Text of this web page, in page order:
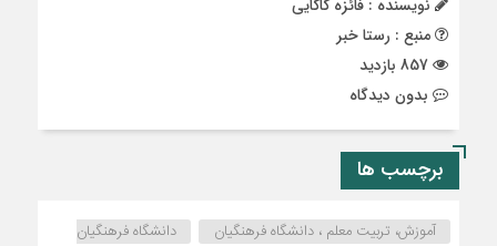
نویسنده : فائزه کاکایی
منبع : رستا خبر
بدون دیدگاه
برچسب ها
آموزش، تربیت معلم ، دانشگاه فرهنگیان
دانشگاه فرهنگیان